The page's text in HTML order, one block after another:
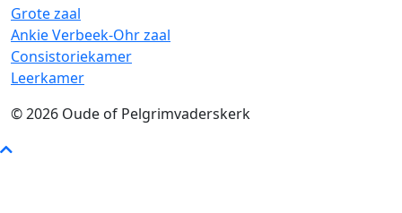
Grote zaal
Ankie Verbeek-Ohr zaal
Consistoriekamer
Leerkamer
© 2026 Oude of Pelgrimvaderskerk